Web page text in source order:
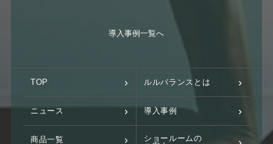
導入事例一覧へ
TOP ルルバランスとは
ニュース 導入事例
商品一覧
ショールームの